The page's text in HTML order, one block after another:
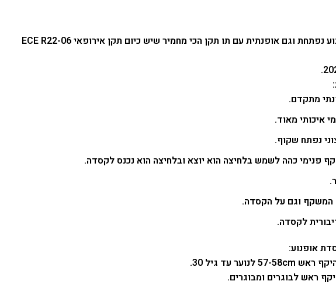
קסדה לאופנוע נפתחת וגם אופנתית עם תו תקן הכי מחמיר שיש כיום תקן אירופאי ECE R22-06
מתקדם.
איכותי מאוד.
נפתח שקוף.
פנימי כהה לשמש בלחיצה הוא יוצא ובלחיצה הוא נכנס לקסדה.
המשקף וגם על הקסדה.
לקסדה.
אופנוע: